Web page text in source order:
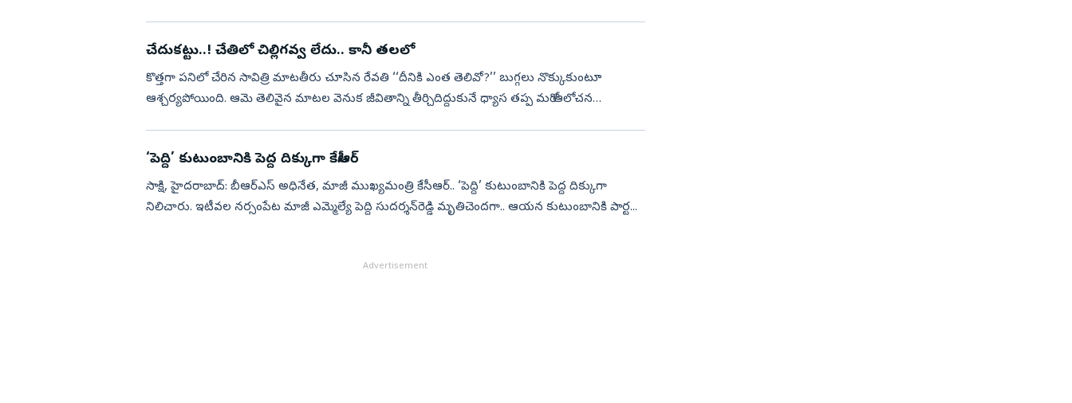
చేదుకట్టు..! చేతిలో చిల్లిగవ్వ లేదు.. కానీ తలలో
కొత్తగా పనిలో చేరిన సావిత్రి మాటతీరు చూసిన రేవతి ‘‘దీనికి ఎంత తెలివో?’’ బుగ్గలు నొక్కుకుంటూ
ఆశ్చర్యపోయింది. ఆమె తెలివైన మాటల వెనుక జీవితాన్ని తీర్చిదిద్దుకునే ధ్యాస తప్ప మరో ఆలోచన
‘పెద్ది’ కుటుంబానికి పెద్ద దిక్కుగా కేసీఆర్
సాక్షి, హైదరాబాద్‌: బీఆర్‌ఎస్‌ అధినేత, మాజీ ముఖ్యమంత్రి కేసీఆర్‌.. ‘పెద్ది’ కుటుంబానికి పెద్ద దిక్కుగా
నిలిచారు. ఇటీవల నర్సంపేట మాజీ ఎమ్మెల్యే పెద్ది సుదర్శన్‌రెడ్డి మృతిచెందగా.. ఆయన కుటుంబానికి పార్ట...
Advertisement